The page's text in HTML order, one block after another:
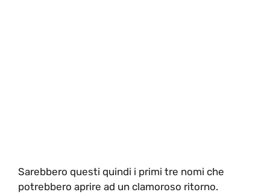
Sarebbero questi quindi i primi tre nomi che
potrebbero aprire ad un clamoroso ritorno.